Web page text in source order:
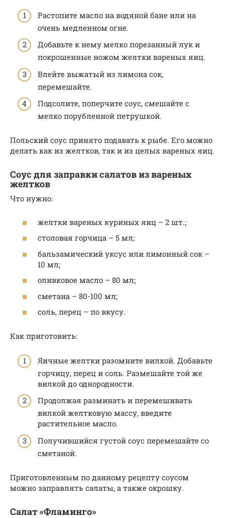
Растопите масло на водяной бане или на
очень медленном огне.
Добавьте к нему мелко порезанный лук и
покрошенные ножом желтки вареных яиц.
Влейте выжатый из лимона сок,
перемешайте.
Подсолите, поперчите соус, смешайте с
мелко порубленной петрушкой.
Польский соус принято подавать к рыбе. Его можно
делать как из желтков, так и из целых вареных яиц.
Соус для заправки салатов из вареных
желтков
Что нужно:
желтки вареных куриных яиц – 2 шт.;
столовая горчица – 5 мл;
бальзамический уксус или лимонный сок –
10 мл;
оливковое масло – 80 мл;
сметана – 80-100 мл;
соль, перец – по вкусу.
Как приготовить:
Яичные желтки разомните вилкой. Добавьте
горчицу, перец и соль. Размешайте той же
вилкой до однородности.
Продолжая разминать и перемешивать
вилкой желтковую массу, введите
растительное масло.
Получившийся густой соус перемешайте со
сметаной.
Приготовленным по данному рецепту соусом
можно заправлять салаты, а также окрошку.
Салат «Фламинго»